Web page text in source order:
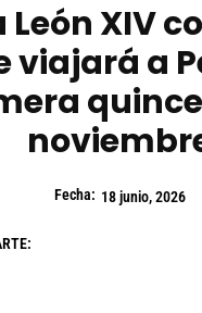
León XIV
viajará a
Fecha: 18 junio, 2026